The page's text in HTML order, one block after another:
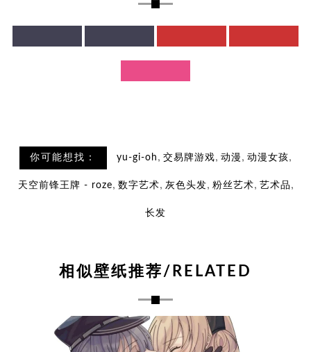
你可能想找： yu-gi-oh , 交易牌游戏, 动漫 , 动漫女孩,
天空前锋王牌 - roze, 数字艺术, 灰色头发, 粉丝艺术, 艺术品 ,
长发
相似壁纸推荐/RELATED